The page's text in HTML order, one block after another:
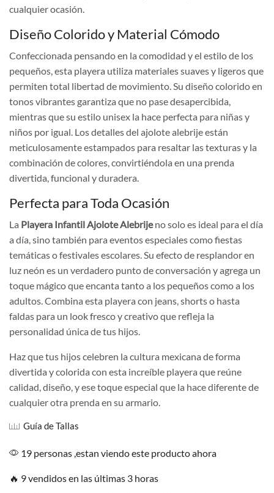
cualquier ocasión.
Diseño Colorido y Material Cómodo
Confeccionada pensando en la comodidad y el estilo de los
pequeños, esta playera utiliza materiales suaves y ligeros que
permiten total libertad de movimiento. Su diseño colorido en
tonos vibrantes garantiza que no pase desapercibida,
mientras que su estilo unisex la hace perfecta para niñas y
niños por igual. Los detalles del ajolote alebrije están
meticulosamente estampados para resaltar las texturas y la
combinación de colores, convirtiéndola en una prenda
divertida, funcional y duradera.
Perfecta para Toda Ocasión
La Playera Infantil Ajolote Alebrijeno solo es ideal para el día
a día, sino también para eventos especiales como fiestas
temáticas o festivales escolares. Su efecto de resplandor en
luz neón es un verdadero punto de conversación y agrega un
toque mágico que encanta tanto a los pequeños como a los
adultos. Combina esta playera con jeans, shorts o hasta
faldas para un look fresco y creativo que refleja la
personalidad única de tus hijos.
Haz que tus hijos celebren la cultura mexicana de forma
divertida y colorida con esta increíble playera que reúne
calidad, diseño, y ese toque especial que la hace diferente de
cualquier otra prenda en su armario.
Guía de Tallas
19 personas ,estan viendo este producto ahora
🔥 9 vendidos en las últimas 3 horas